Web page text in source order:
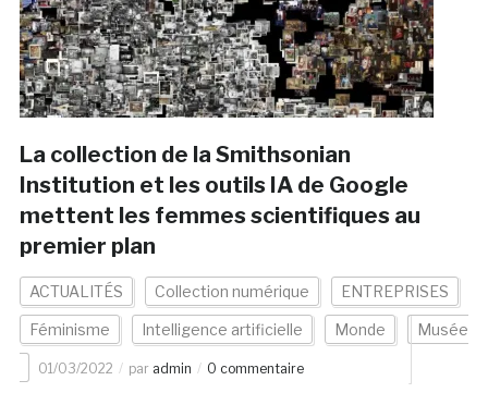
La collection de la Smithsonian
Institution et les outils IA de Google
mettent les femmes scientifiques au
premier plan
ACTUALITÉS Collection numérique ENTREPRISES
Féminisme Intelligence artificielle Monde Musée
01/03/2022 par admin 0 commentaire